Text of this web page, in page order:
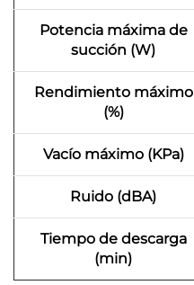
Potencia máxima de
succión (W)
Rendimiento máximo
(%)
Vacío máximo (KPa)
Ruido (dBA)
Tiempo de descarga
(min)